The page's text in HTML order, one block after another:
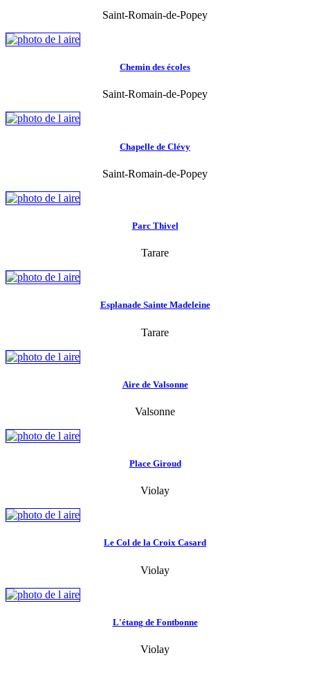
Saint-Romain-de-Popey
Chemin des écoles
Saint-Romain-de-Popey
Chapelle de Clévy
Saint-Romain-de-Popey
Parc Thivel
Tarare
Esplanade Sainte Madeleine
Tarare
Aire de Valsonne
Valsonne
Place Giroud
Violay
Le Col de la Croix Casard
Violay
L'étang de Fontbonne
Violay